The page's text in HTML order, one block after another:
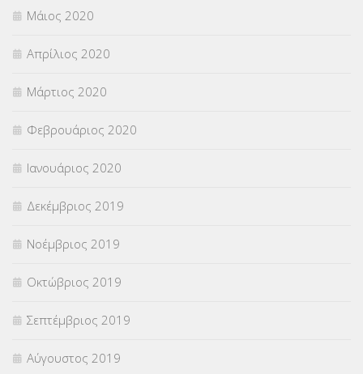
Μάιος 2020
Απρίλιος 2020
Μάρτιος 2020
Φεβρουάριος 2020
Ιανουάριος 2020
Δεκέμβριος 2019
Νοέμβριος 2019
Οκτώβριος 2019
Σεπτέμβριος 2019
Αύγουστος 2019